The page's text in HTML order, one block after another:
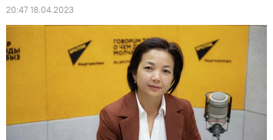
20:47 18.04.2023